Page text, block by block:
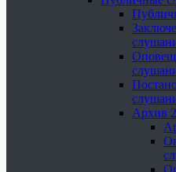
Архив